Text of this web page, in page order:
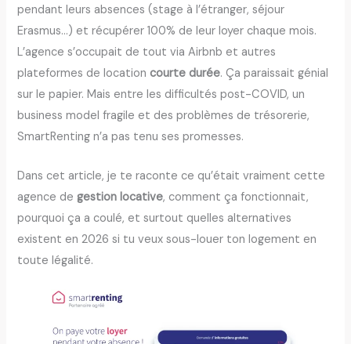
pendant leurs absences (stage à l’étranger, séjour
Erasmus…) et récupérer 100% de leur loyer chaque mois.
L’agence s’occupait de tout via Airbnb et autres
plateformes de locationcourte durée. Ça paraissait génial
sur le papier. Mais entre les difficultés post-COVID, un
business model fragile et des problèmes de trésorerie,
SmartRenting n’a pas tenu ses promesses.
Dans cet article, je te raconte ce qu’était vraiment cette
agence de gestion locative, comment ça fonctionnait,
pourquoi ça a coulé, et surtout quelles alternatives
existent en 2026 si tu veux sous-louer ton logement en
toute légalité.